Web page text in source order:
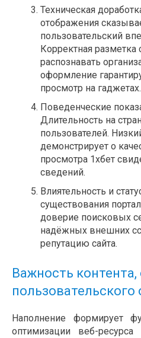
Техническая
отображения
пользовательский
Корректная разметка
распознавать
оформление
просмотр на гаджетах.
Поведенческие
Длительность на
пользователей.
демонстрирует о
просмотра 1хбет
сведений.
Влиятельность и
существования
доверие поисковых
надёжных внешних
репутацию сайта.
Важность контента,
пользовательского
Наполнение формирует
оптимизации веб-